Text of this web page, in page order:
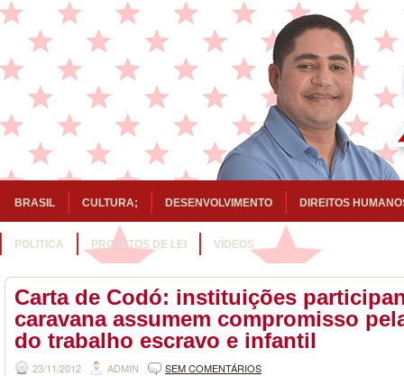
BRASIL CULTURA; DESENVOLVIMENTO DIREITOS
POLITICA PROJETOS DE LEI VÍDEOS
Carta de Codó: instituições
caravana assumem compromisso
do trabalho escravo e infantil
23/11/2012 ADMIN SEM COMENTÁRIOS